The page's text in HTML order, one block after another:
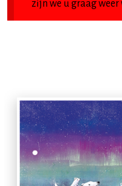
zijn we u graag weer